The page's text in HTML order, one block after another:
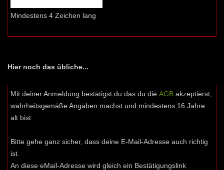
Mindestens 4 Zeichen lang
Hier noch das übliche...
Mit deiner Anmeldung bestätigst du das du die AGB akzeptierst,
wahrheitsgemäße Angaben machst und mindestens 16 Jahre
alt bist.
Bitte gehe ganz sicher, dass deine E-Mail-Adresse auch richtig
ist.
An diese eMail-Adresse wird gleich ein Bestätigungslink